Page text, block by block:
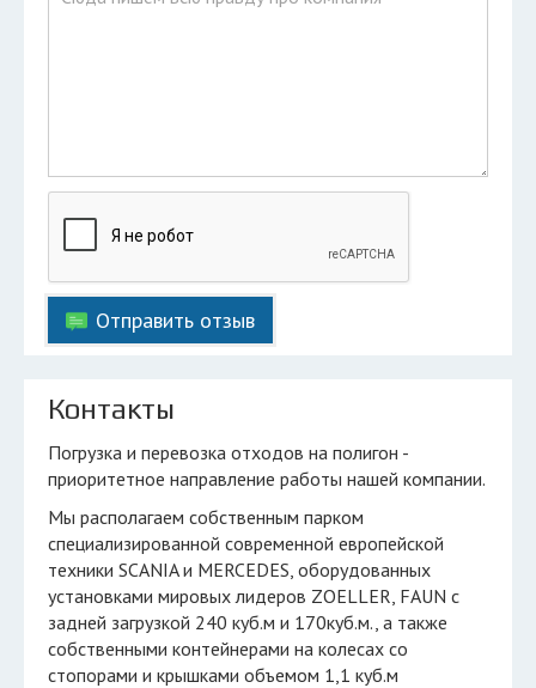
Отправить отзыв
Контакты
Погрузка и перевозка отходов на полигон -
приоритетное направление работы нашей компании.
Мы располагаем собственным парком
специализированной современной европейской
техники SCANIA и MERCEDES, оборудованных
установками мировых лидеров ZOELLER, FAUN с
задней загрузкой 240 куб.м и 170куб.м., а также
собственными контейнерами на колесах со
стопорами и крышками объемом 1,1 куб.м